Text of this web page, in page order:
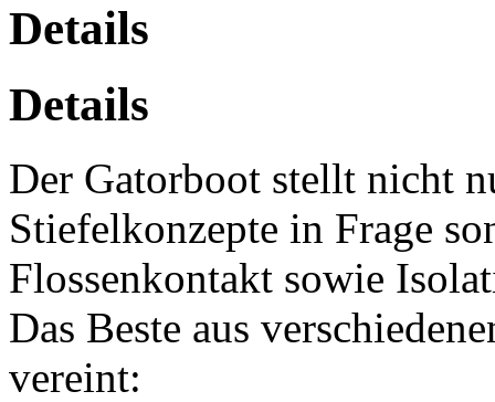
Details
Details
Der Gatorboot stellt nicht
Stiefelkonzepte in Frage
Flossenkontakt sowie
Das Beste aus
vereint: